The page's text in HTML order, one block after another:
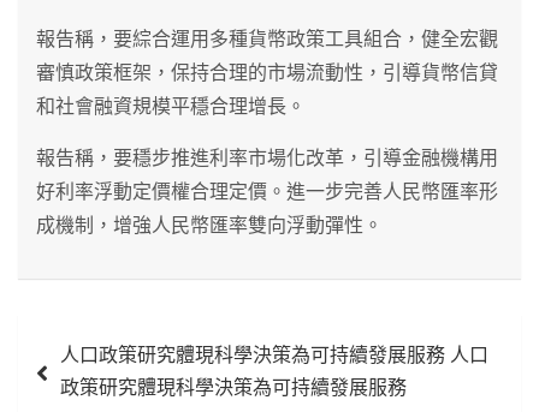
報告稱，要綜合運用多種貨幣政策工具組合，健全宏觀
審慎政策框架，保持合理的市場流動性，引導貨幣信貸
和社會融資規模平穩合理增長。
報告稱，要穩步推進利率市場化改革，引導金融機構用
好利率浮動定價權合理定價。進一步完善人民幣匯率形
成機制，增強人民幣匯率雙向浮動彈性。
章
人口政策研究體現科學決策為可持續發展服務 人口
政策研究體現科學決策為可持續發展服務